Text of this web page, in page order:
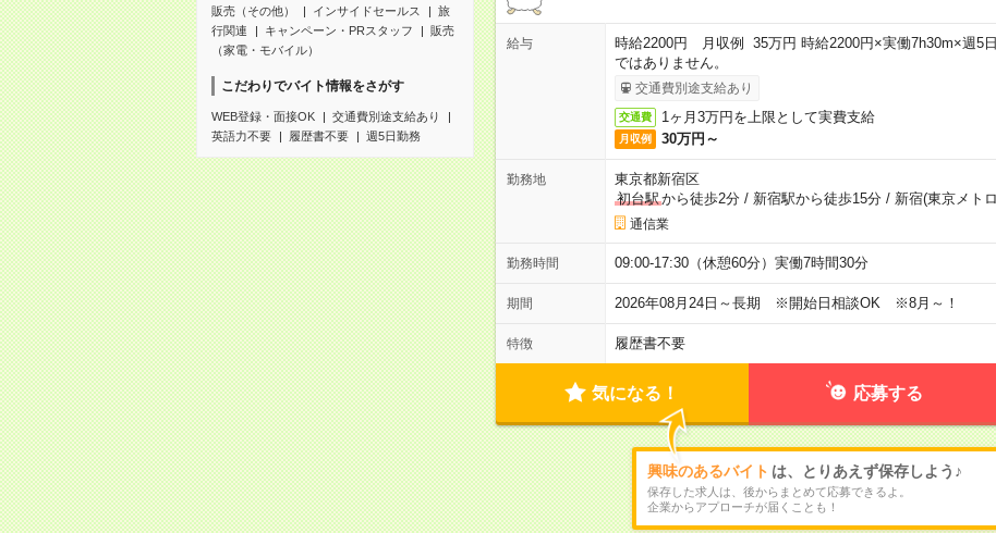
販売（その他）
インサイドセールス
旅
行関連
キャンペーン・PRスタッフ
販売
（家電・モバイル）
こだわりでバイト情報をさがす
WEB登録・面接OK
交通費別途支給あり
英語力不要
履歴書不要 週5日勤務
給与
時給2200円 月収例 35万円 時給2200円×実働7h30m×週5
ではありません。
交通費別途支給あり
交通費 1ヶ月3万円を上限として実費支給
月収例 30万円～
勤務地
東京都新宿区
初台駅から徒歩2分/ 新宿駅から徒歩15分/ 新宿(東京メト
通信業
勤務時間 09:00-17:30（休憩60分）実働7時間30分
期間 2026年08月24日～長期 ※開始日相談OK ※8月～！
特徴 履歴書不要
気になる！ 応募する
興味のあるバイト は、とりあえず保存しよう♪
保存した求人は、後からまとめて応募できるよ。
企業からアプローチが届くことも！